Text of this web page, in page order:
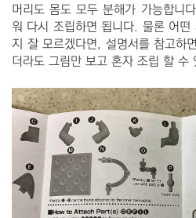
머리도 몸도 모두 분해가 가능합니
워 다시 조립하면 됩니다. 물론 어
지 잘 모르겠다면, 설명서를 참고하
더라도 그림만 보고 혼자 조립 할 수